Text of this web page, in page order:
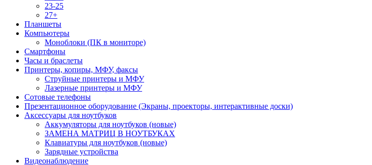
23-25
27+
Планшеты
Компьютеры
Моноблоки (ПК в мониторе)
Смартфоны
Часы и браслеты
Принтеры, копиры, МФУ, факсы
Струйные принтеры и МФУ
Лазерные принтеры и МФУ
Сотовые телефоны
Презентационное оборудование (Экраны, проекторы, интерактивные доски)
Аксессуары для ноутбуков
Аккумуляторы для ноутбуков (новые)
ЗАМЕНА МАТРИЦ В НОУТБУКАХ
Клавиатуры для ноутбуков (новые)
Зарядные устройства
Видеонаблюдение